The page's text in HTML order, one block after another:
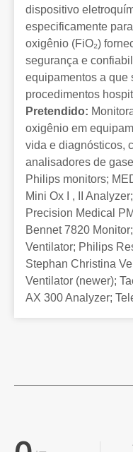
dispositivo
especificamente
oxigênio (FiO₂)
segurança e
equipamentos a que
procedimentos
Pretendido:
oxigênio em
vida e diagnósticos,
analisadores de
Philips monitors;
Mini Ox I , II
Precision Medical
Bennet 7820
Ventilator; Philips
Stephan Christina
Ventilator (newer);
AX 300 Analyzer;